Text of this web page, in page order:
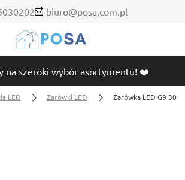
biuro@posa.com.pl
na szeroki wybór asortymentu! ❤️
LED Żarówki LED Żarówka LED G9